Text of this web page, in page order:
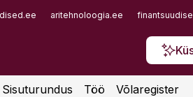
aritehnoloogia.ee
Sisuturundus Töö Võlaregister